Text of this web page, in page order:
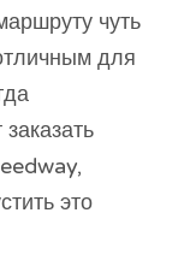
чуть
для
это